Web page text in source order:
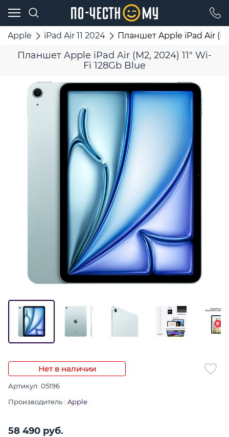
Apple iPad Air 11 2024 Планшет Apple iPad Air
Планшет Apple iPad Air (M2, 2024) 11" Wi-
Fi 128Gb Blue
Нет в наличии
Артикул: 05196
Производитель : Apple
58 490 руб.